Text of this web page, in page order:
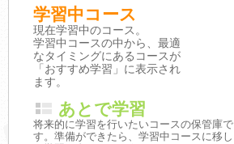
学習中コース
現在学習中のコース。
学習中コースの中から、最適
なタイミングにあるコースが
「おすすめ学習」に表示され
ます。
あとで学習
将来的に学習を行いたいコースの保管庫で
す。準備ができたら、学習中コースに移し